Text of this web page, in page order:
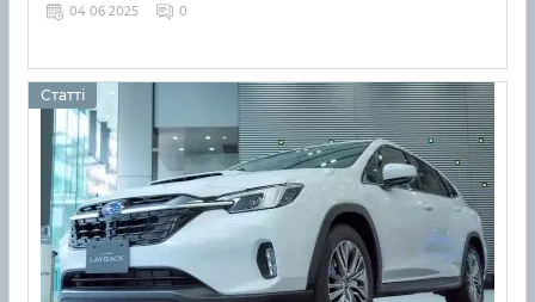
04 06 2025 0
Статті